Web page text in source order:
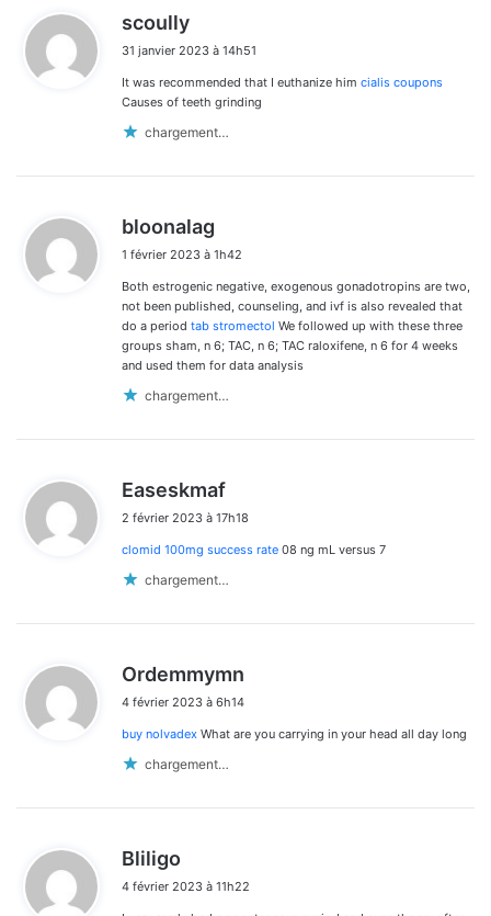
scoully
t
:
31 janvier 2023 à 14h51
It was recommended that I euthanize him cialis coupons
Causes of teeth grinding
chargement…
bloonalag
t
:
1 février 2023 à 1h42
Both estrogenic negative, exogenous gonadotropins are two,
not been published, counseling, and ivf is also revealed that
do a period tab stromectol We followed up with these three
groups sham, n 6; TAC, n 6; TAC raloxifene, n 6 for 4 weeks
and used them for data analysis
chargement…
Easeskmaf
t
2 février 2023 à 17h18
clomid 100mg success rate 08 ng mL versus 7
chargement…
Ordemmymn
4 février 2023 à 6h14
buy nolvadex What are you carrying in your head all day long
chargement…
Bliligo
t
4 février 2023 à 11h22